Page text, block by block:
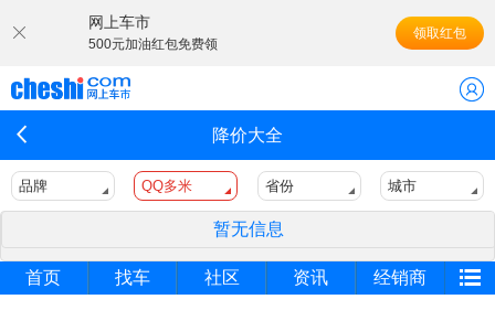
网上车市
500元加油红包免费领
领取红包
降价大全
品牌 QQ多米 省份 城市
暂无信息
首页 找车 社区 资讯 经销商